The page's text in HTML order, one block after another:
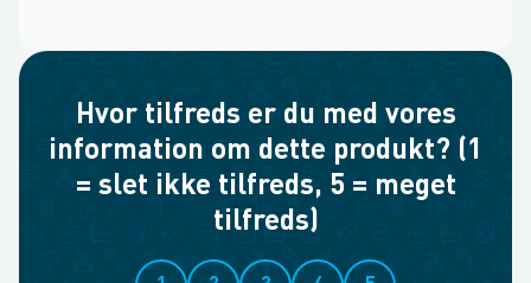
Hvor tilfreds er du med vores
information om dette produkt? (1
= slet ikke tilfreds, 5 = meget
tilfreds)